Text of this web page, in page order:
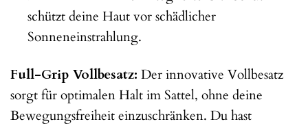
schützt deine Haut vor schädlicher
Sonneneinstrahlung.
Full-Grip Vollbesatz: Der innovative Vollbesatz
sorgt für optimalen Halt im Sattel, ohne deine
Bewegungsfreiheit einzuschränken. Du hast